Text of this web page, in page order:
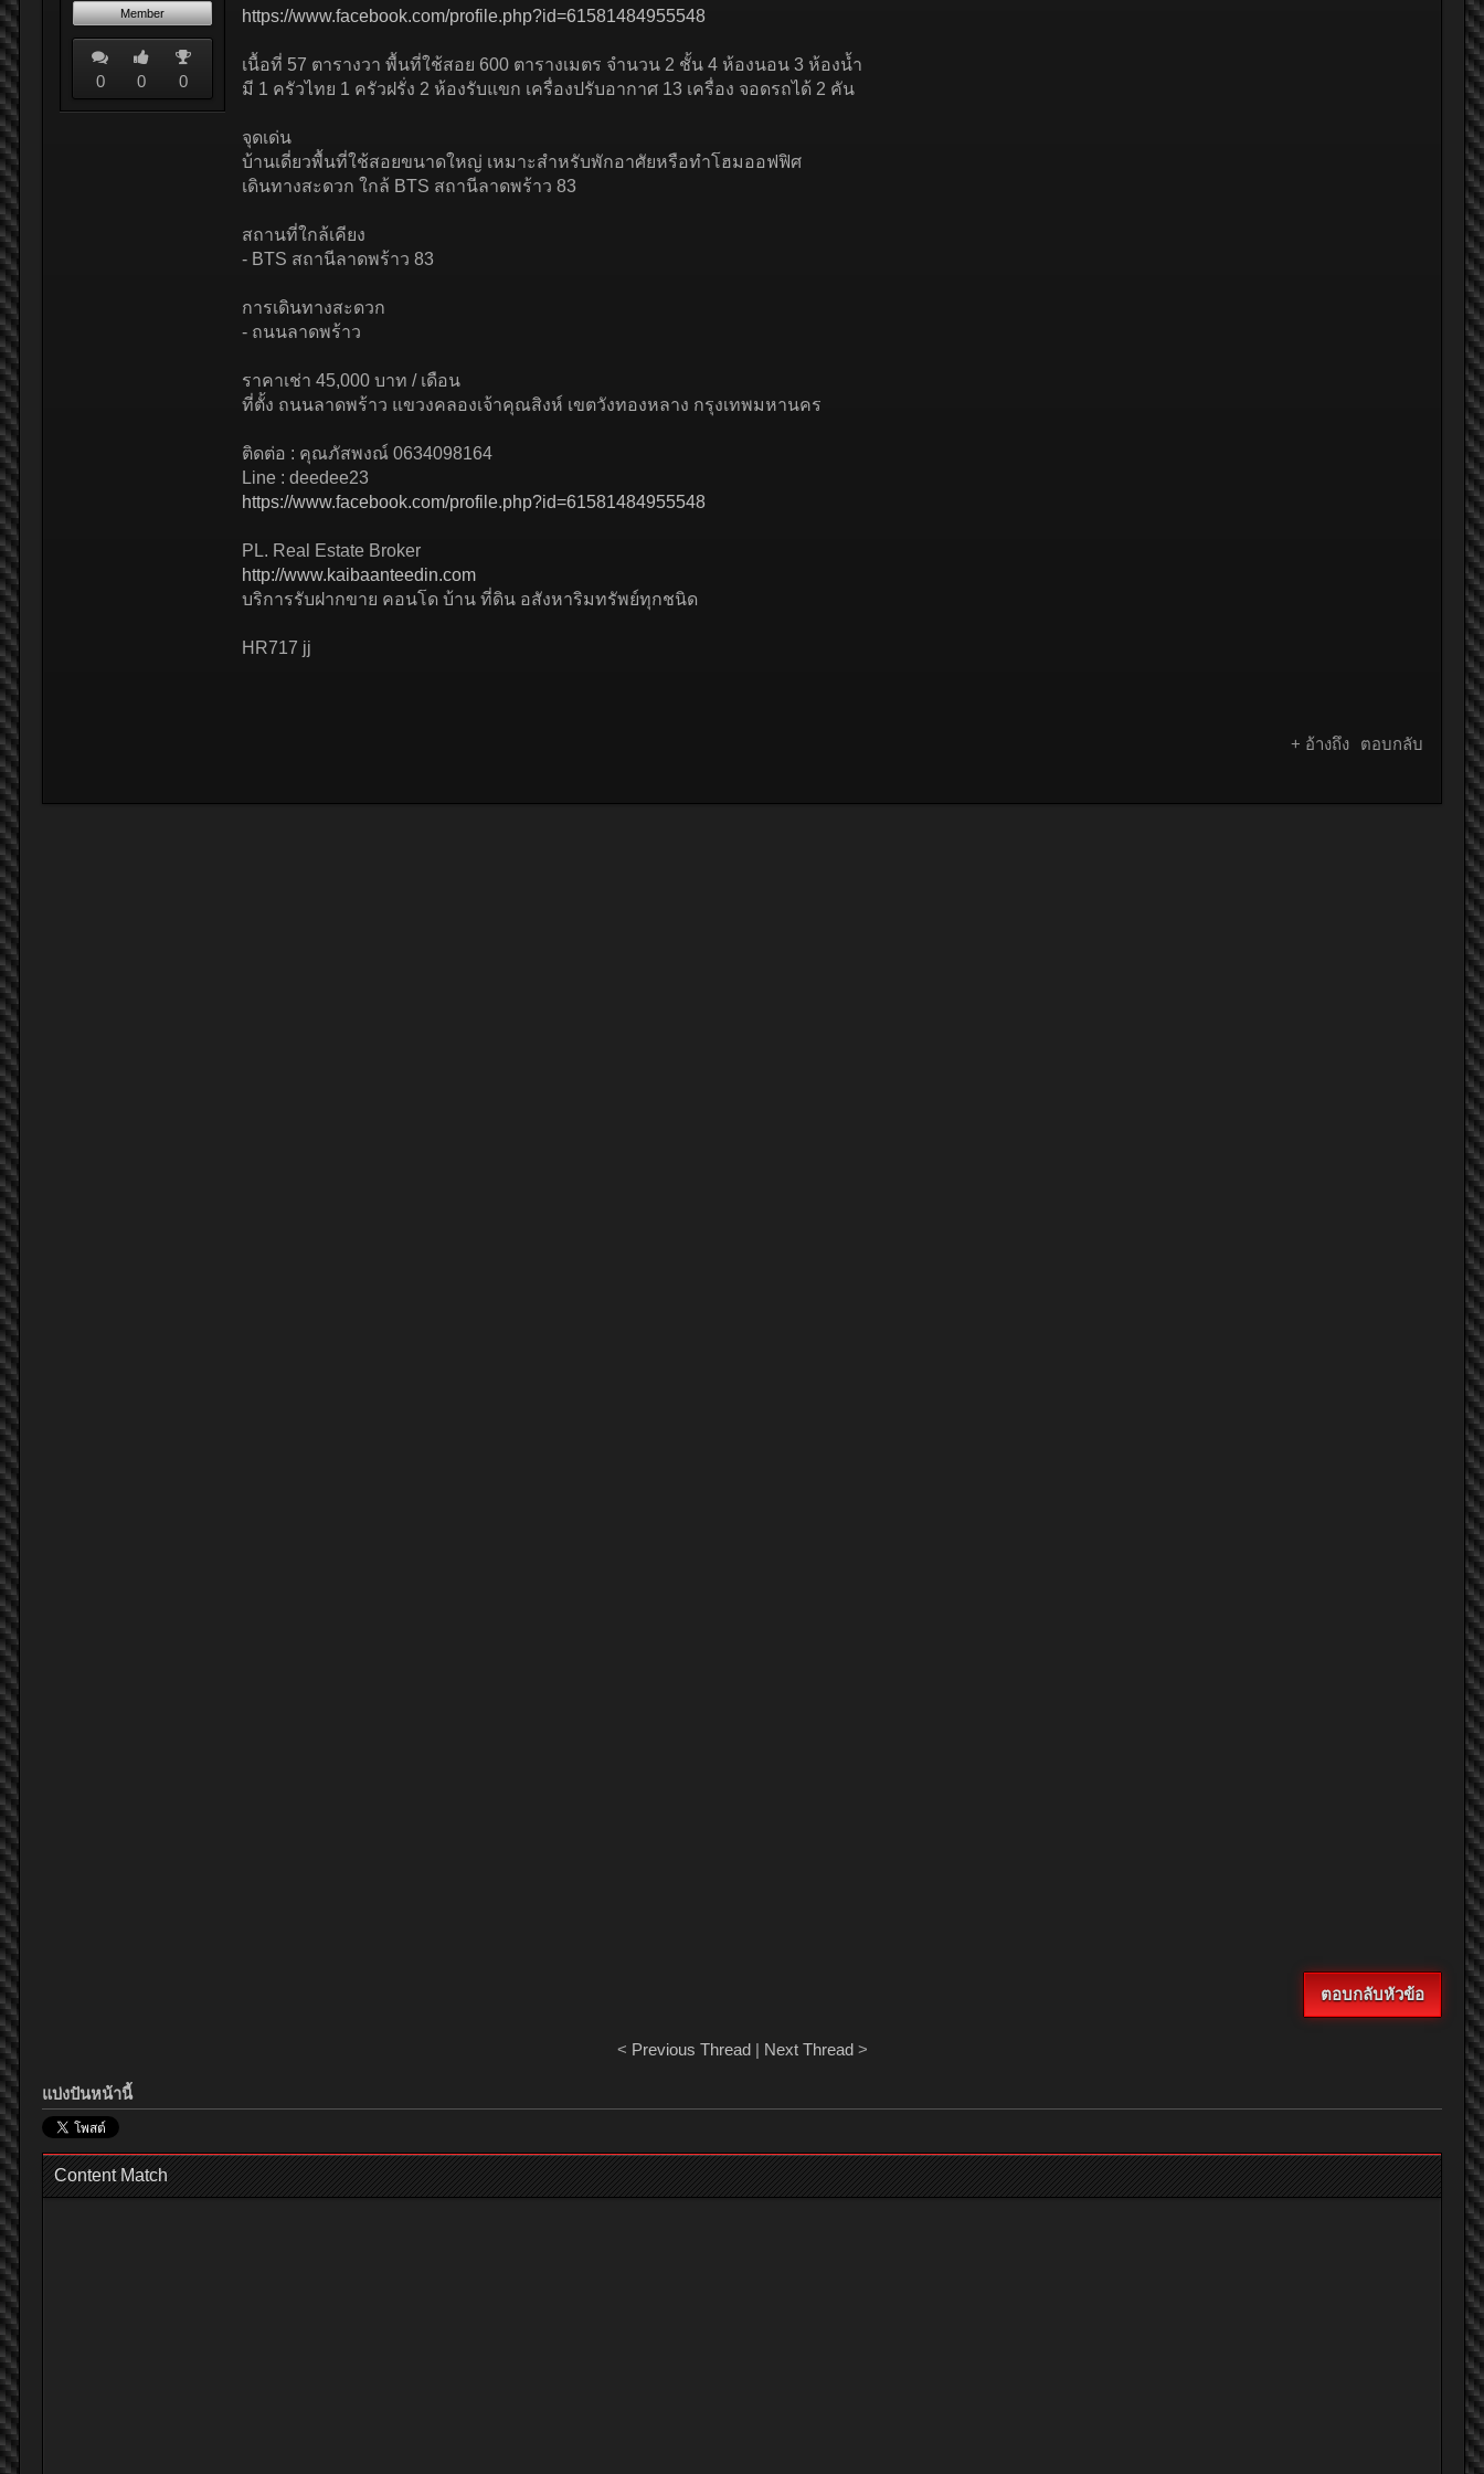
Member
0 0 0
https://www.facebook.com/profile.php?id=61581484955548
เนื้อที่ 57 ตารางวา พื้นที่ใช้สอย 600 ตารางเมตร จำนวน 2 ชั้น 4 ห้องนอน 3 ห้องน้ำ
มี 1 ครัวไทย 1 ครัวฝรั่ง 2 ห้องรับแขก เครื่องปรับอากาศ 13 เครื่อง จอดรถได้ 2 คัน
จุดเด่น
บ้านเดี่ยวพื้นที่ใช้สอยขนาดใหญ่ เหมาะสำหรับพักอาศัยหรือทำโฮมออฟฟิศ
เดินทางสะดวก ใกล้ BTS สถานีลาดพร้าว 83
สถานที่ใกล้เคียง
- BTS สถานีลาดพร้าว 83
การเดินทางสะดวก
- ถนนลาดพร้าว
ราคาเช่า 45,000 บาท / เดือน
ที่ตั้ง ถนนลาดพร้าว แขวงคลองเจ้าคุณสิงห์ เขตวังทองหลาง กรุงเทพมหานคร
ติดต่อ : คุณภัสพงณ์ 0634098164
Line : deedee23
https://www.facebook.com/profile.php?id=61581484955548
PL. Real Estate Broker
http://www.kaibaanteedin.com
บริการรับฝากขาย คอนโด บ้าน ที่ดิน อสังหาริมทรัพย์ทุกชนิด
HR717 jj
+ อ้างถึง ตอบกลับ
ตอบกลับหัวข้อ
< Previous Thread| Next Thread>
แบ่งปันหน้านี้
Content Match